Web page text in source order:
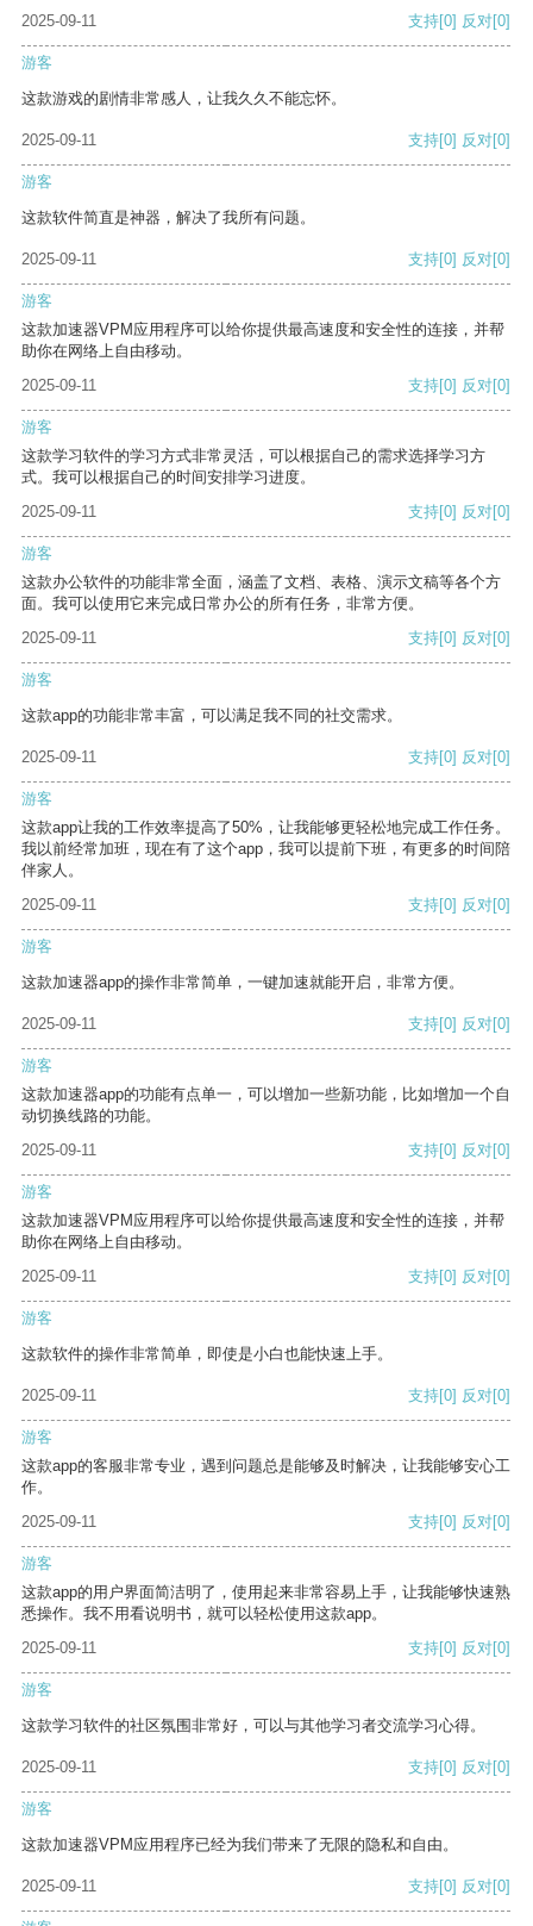
2025-09-11 支持[0] 反对[0]
游客
这款游戏的剧情非常感人，让我久久不能忘怀。
2025-09-11 支持[0] 反对[0]
游客
这款软件简直是神器，解决了我所有问题。
2025-09-11 支持[0] 反对[0]
游客
这款加速器VPM应用程序可以给你提供最高速度和安全性的连接，并帮
助你在网络上自由移动。
2025-09-11
支持[0] 反对[0]
游客
这款学习软件的学习方式非常灵活，可以根据自己的需求选择学习方
式。我可以根据自己的时间安排学习进度。
2025-09-11
支持[0] 反对[0]
游客
这款办公软件的功能非常全面，涵盖了文档、表格、演示文稿等各个方
面。我可以使用它来完成日常办公的所有任务，非常方便。
2025-09-11
支持[0] 反对[0]
游客
这款app的功能非常丰富，可以满足我不同的社交需求。
2025-09-11 支持[0] 反对[0]
游客
这款app让我的工作效率提高了50%，让我能够更轻松地完成工作任务。
我以前经常加班，现在有了这个app，我可以提前下班，有更多的时间陪
伴家人。
2025-09-11
支持[0] 反对[0]
游客
这款加速器app的操作非常简单，一键加速就能开启，非常方便。
2025-09-11 支持[0] 反对[0]
游客
这款加速器app的功能有点单一，可以增加一些新功能，比如增加一个自
动切换线路的功能。
2025-09-11
支持[0] 反对[0]
游客
这款加速器VPM应用程序可以给你提供最高速度和安全性的连接，并帮
助你在网络上自由移动。
2025-09-11
支持[0] 反对[0]
游客
这款软件的操作非常简单，即使是小白也能快速上手。
2025-09-11 支持[0] 反对[0]
游客
这款app的客服非常专业，遇到问题总是能够及时解决，让我能够安心工
作。
2025-09-11
支持[0] 反对[0]
游客
这款app的用户界面简洁明了，使用起来非常容易上手，让我能够快速熟
悉操作。我不用看说明书，就可以轻松使用这款app。
2025-09-11
支持[0] 反对[0]
游客
这款学习软件的社区氛围非常好，可以与其他学习者交流学习心得。
2025-09-11 支持[0] 反对[0]
游客
这款加速器VPM应用程序已经为我们带来了无限的隐私和自由。
2025-09-11 支持[0] 反对[0]